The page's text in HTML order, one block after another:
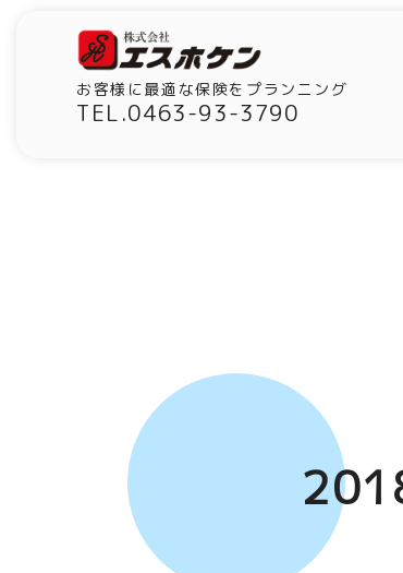
お客様に最適な保険をプランニング
TEL.0463-93-3790